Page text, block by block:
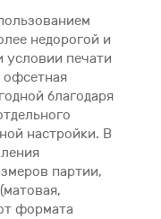
недорогой и
условии печати
офсетная
благодаря
настройки. В
партии,
формата